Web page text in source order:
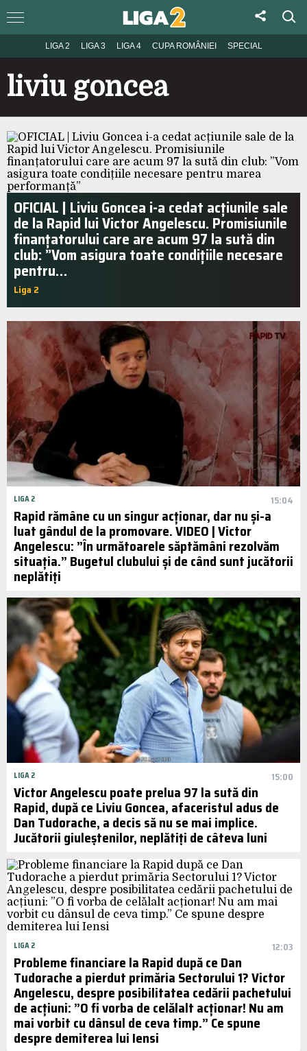
LIGA 2 LIGA 3 LIGA 4 CUPA ROMÂNIEI SPECIAL
liviu goncea
OFICIAL | Liviu Goncea i-a cedat acțiunile sale
de la Rapid lui Victor Angelescu. Promisiunile
finanțatorului care are acum 97 la sută din
club: ”Vom asigura toate condițiile necesare
pentru…
Liga 2
LIGA 2 15:04
Rapid rămâne cu un singur acționar, dar nu și-a
luat gândul de la promovare. VIDEO | Victor
Angelescu: ”În următoarele săptămâni rezolvăm
situația.” Bugetul clubului și de când sunt jucătorii
neplătiți
LIGA 2 15:00
Victor Angelescu poate prelua 97 la sută din
Rapid, după ce Liviu Goncea, afaceristul adus de
Dan Tudorache, a decis să nu se mai implice.
Jucătorii giuleștenilor, neplătiți de câteva luni
LIGA 2 12:03
Probleme financiare la Rapid după ce Dan
Tudorache a pierdut primăria Sectorului 1? Victor
Angelescu, despre posibilitatea cedării pachetului
de acțiuni: ”O fi vorba de celălalt acționar! Nu am
mai vorbit cu dânsul de ceva timp.” Ce spune
despre demiterea lui Iensi